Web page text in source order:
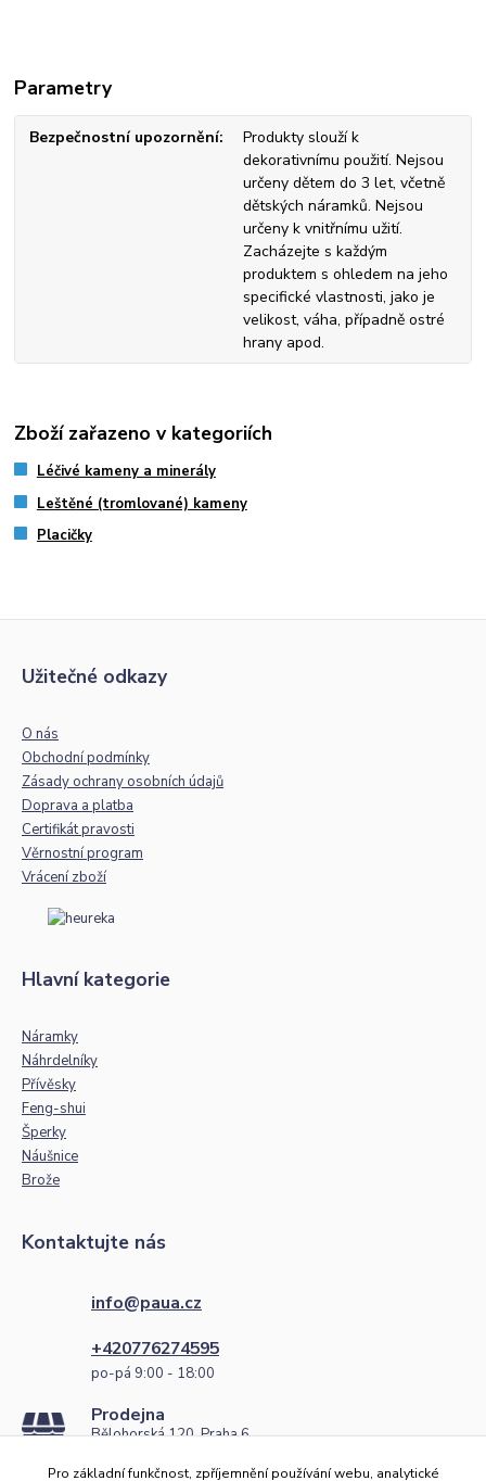
Parametry
Bezpečnostní upozornění
Produkty slouží k
dekorativnímu použití. Nejsou
určeny dětem do 3 let, včetně
dětských náramků. Nejsou
určeny k vnitřnímu užití.
Zacházejte s každým
produktem s ohledem na jeho
specifické vlastnosti, jako je
velikost, váha, případně ostré
hrany apod.
Zboží zařazeno v kategoriích
Léčivé kameny a minerály
Leštěné (tromlované) kameny
Placičky
Užitečné odkazy
O nás
Obchodní podmínky
Zásady ochrany osobních údajů
Doprava a platba
Certifikát pravosti
Věrnostní program
Vrácení zboží
Hlavní kategorie
Náramky
Náhrdelníky
Přívěsky
Feng-shui
Šperky
Náušnice
Brože
Kontaktujte nás
info@paua.cz
+420776274595
po-pá 9:00 - 18:00
Prodejna
Bělohorská 120, Praha 6
Pro základní funkčnost, zpříjemnění používání webu, analytické